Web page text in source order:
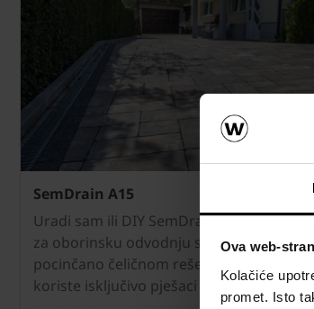
Ova web-
Kolačiće
promet. Isto
SemDrain A15
Uradi sam ili DIY SemDrain®
za oborinsku odvodnju sa već
pocinčano čeličnom rešetkom za
koriste isključivo pješaci i biciklisti.